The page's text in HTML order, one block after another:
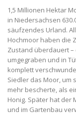
1,5 Millionen Hektar
in Niedersachsen
säufzendes Urland.
Hochmoor haben die
Zustand überdauert
umgegraben und in
komplett
Siedler das Moor, um
mehr bescherte, als
Honig. Später hat der
und im Gartenbau